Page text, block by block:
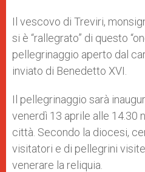
Il vescovo di Treviri,
si è “rallegrato” di questo
pellegrinaggio aperto dal
inviato di Benedetto XVI.
Il pellegrinaggio sarà
venerdì 13 aprile alle 14.30
città. Secondo la diocesi,
visitatori e di pellegrini
venerare la reliquia.